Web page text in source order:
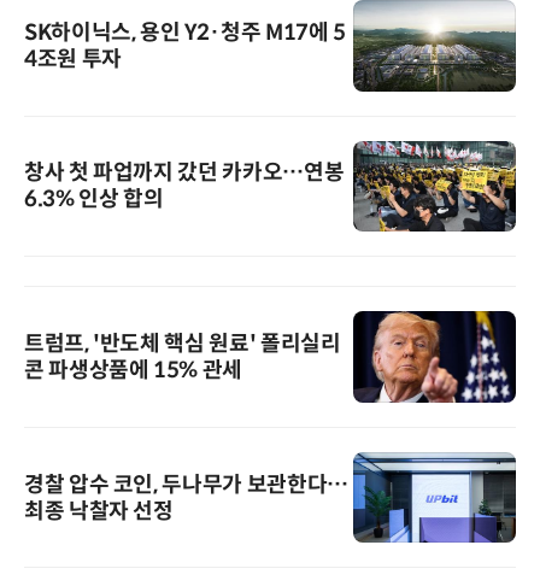
SK하이닉스, 용인 Y2·청주 M17에 5
4조원 투자
창사 첫 파업까지 갔던 카카오…연봉
6.3% 인상 합의
트럼프, '반도체 핵심 원료' 폴리실리
콘 파생상품에 15% 관세
경찰 압수 코인, 두나무가 보관한다…
최종 낙찰자 선정